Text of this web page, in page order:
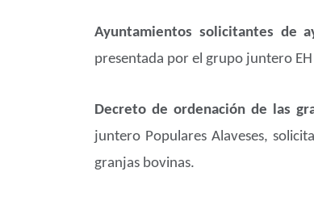
Ayuntamientos solicitantes de
presentada por el grupo juntero
Decreto de ordenación de las
juntero Populares Alaveses,
granjas bovinas.